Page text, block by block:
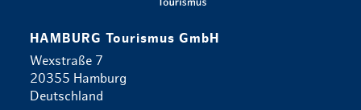
HAMBURG Tourismus GmbH
Wexstraße 7
20355 Hamburg
Deutschland